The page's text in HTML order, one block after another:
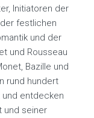
Initiatoren der
festlichen
und der
und Rousseau
Bazille und
rund hundert
und entdecken
und seiner